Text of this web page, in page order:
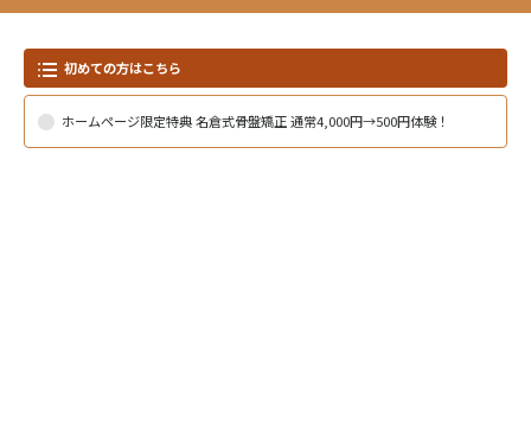
初めての方はこちら
ホームページ限定特典 名倉式骨盤矯正 通常4,000円→500円体験！